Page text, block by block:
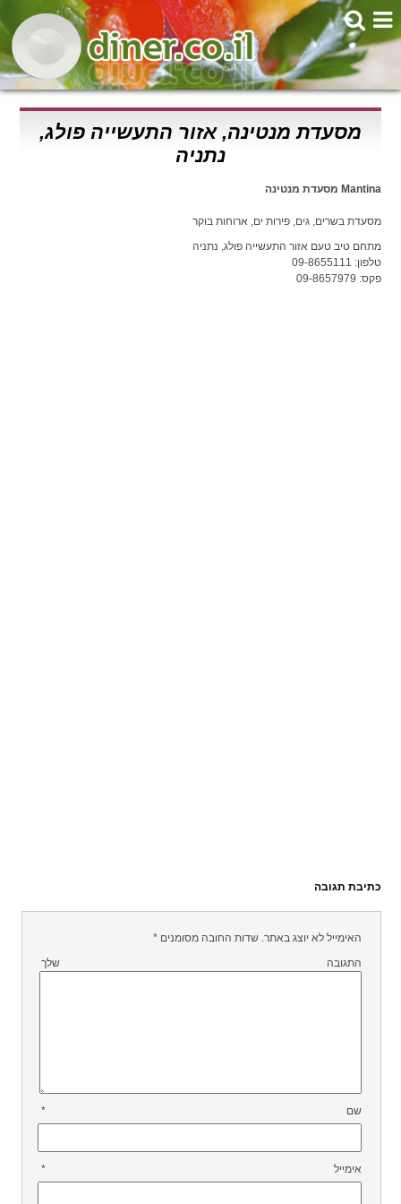
מסעדת מנטינה, אזור התעשייה פולג,
נתניה
Mantina מסעדת מנטינה
מסעדת בשרים, גים, פירות ים, ארוחות בוקר
מתחם טיב טעם אזור התעשייה פולג, נתניה
טלפון: 09-8655111
פקס: 09-8657979
כתיבת תגובה
האימייל לא יוצג באתר. שדות החובה מסומנים *
התגובה שלך
שם*
אימייל*